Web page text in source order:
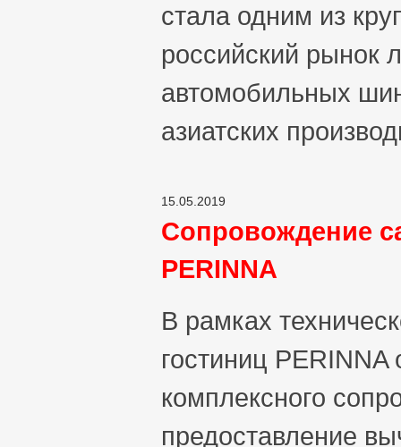
стала одним из
российский рынок
автомобильных
азиатских
15.05.2019
Сопровождение
PERINNA
В рамках
гостиниц
комплексного
предоставление